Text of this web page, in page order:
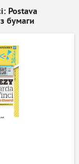
Postava
бумаги